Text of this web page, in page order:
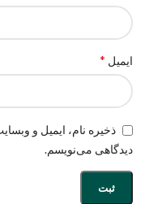
ایمیل *
ذخیره نام، ایمیل و
دیدگاهی می‌نویسم.